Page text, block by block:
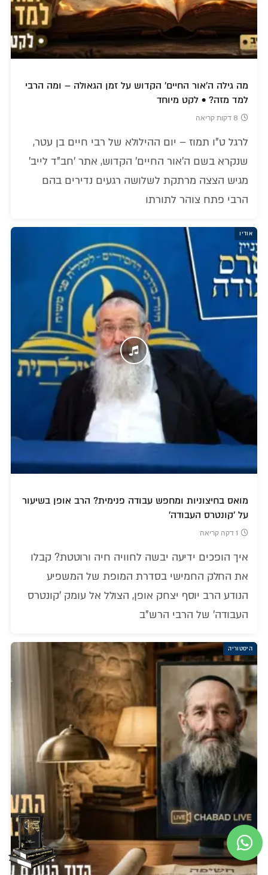
מה גילה ה'אור החיים' הקדוש על זמן הגאולה – ומה הרבי
למד מזה? • לקט מיוחד
8 דקות קריאה
לרגל ט"ו תמוז – יום ההילולא של רבי חיים בן עטר,
שנקרא בשם ה'אור החיים' הקדוש, אתר 'חב"ד לייב'
מגיש הצצה מרתקת לשלושה רגעים נדירים בהם
הרבי פתח צוהר לתורתו
אודיו
מואס בחיצוניות ומחפש עבודה פנימית? הרב אופן בשיעור
על 'קונטרס העבודה'
1 דקה קריאה
איך הופכים ידיעה יבשה לחוויה חיה ורוטטת? קבלו
את החלק החמישי בסדרת המופת של המשפיע
הנודע הרב יוסף יצחק אופן, הצולל אל עומק 'קונטרס
העבודה' של הרבי הרש"ב
היסטוריה